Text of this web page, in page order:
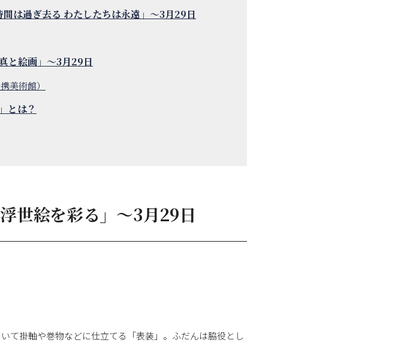
は過ぎ去る わたしたちは永遠」～3月29日
と絵画」～3月29日
美術館）
とは？
絵を彩る」～3月29日
て掛軸や巻物などに仕立てる「表装」。ふだんは脇役とし